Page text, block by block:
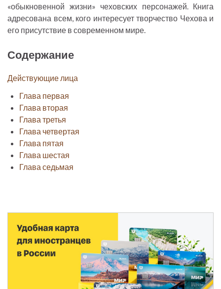
«обыкновенной жизни» чеховских персонажей. Книга
адресована всем, кого интересует творчество Чехова и
его присутствие в современном мире.
Содержание
Действующие лица
Глава первая
Глава вторая
Глава третья
Глава четвертая
Глава пятая
Глава шестая
Глава седьмая